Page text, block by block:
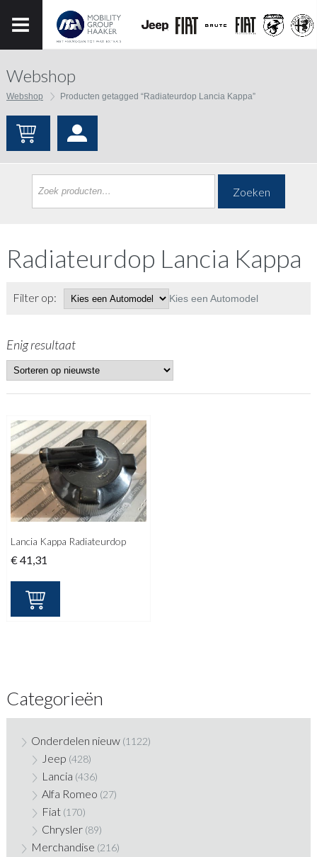
Webshop
Webshop Producten getagged “Radiateurdop Lancia Kappa”
Zoeken
Radiateurdop Lancia Kappa
Filter op: Kies een Automodel
Enig resultaat
Lancia Kappa Radiateurdop
€41,31
Categorieën
Onderdelen nieuw (1122)
Jeep (428)
Lancia (436)
Alfa Romeo (27)
Fiat (170)
Chrysler (89)
Merchandise (216)